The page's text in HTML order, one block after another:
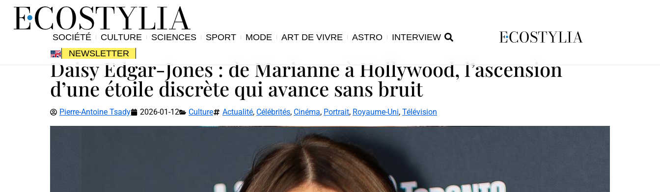
SOCIÉTÉ CULTURE SCIENCES SPORT MODE ART DE VIVRE ASTRO
INTERVIEW
NEWSLETTER
Daisy Edgar-Jones : de Marianne à Hollywood, l’ascension
d’une étoile discrète qui avance sans bruit
Pierre-Antoine Tsady 2026-01-12 Culture Actualité, Célébrités, Cinéma, Portrait, Royaume-Uni, Télévision